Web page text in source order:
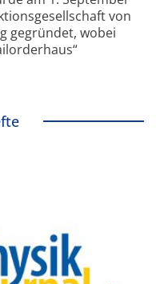
von
gegründet, wobei